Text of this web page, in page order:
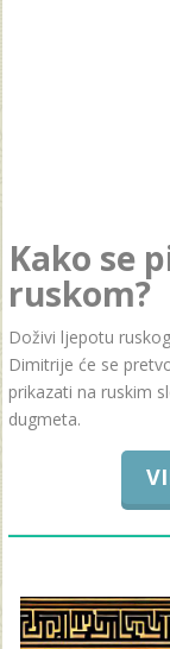
Kako se
ruskom?
Doživi ljepotu
Dimitrije će se
prikazati na ruskim
dugmeta.